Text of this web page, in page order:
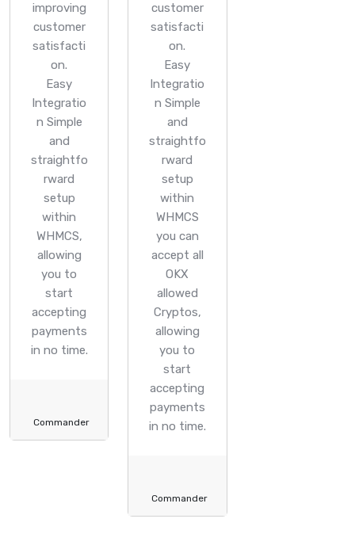
improving
customer
satisfacti
on.
Easy
Integratio
n Simple
and
straightfo
rward
setup
within
WHMCS,
allowing
you to
start
accepting
payments
in no time.
Commander
customer
satisfacti
on.
Easy
Integratio
n Simple
and
straightfo
rward
setup
within
WHMCS
you can
accept all
OKX
allowed
Cryptos,
allowing
you to
start
accepting
payments
in no time.
Commander